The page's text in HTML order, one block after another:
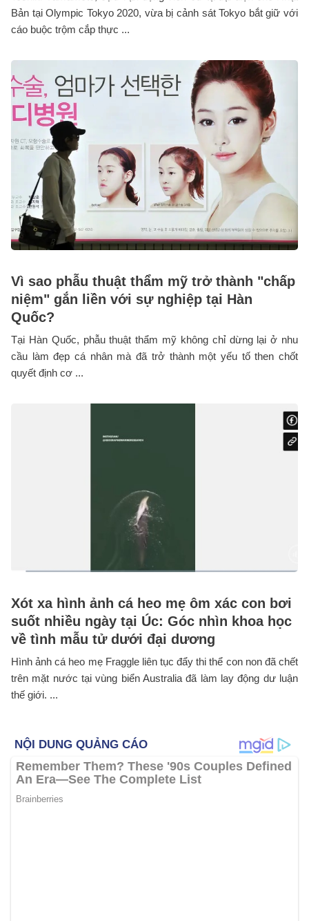
Bản tại Olympic Tokyo 2020, vừa bị cảnh sát Tokyo bắt giữ với
cáo buộc trộm cắp thực ...
Vì sao phẫu thuật thẩm mỹ trở thành "chấp
niệm" gắn liền với sự nghiệp tại Hàn
Quốc?
Tại Hàn Quốc, phẫu thuật thẩm mỹ không chỉ dừng lại ở nhu
cầu làm đẹp cá nhân mà đã trở thành một yếu tố then chốt
quyết định cơ ...
Xót xa hình ảnh cá heo mẹ ôm xác con bơi
suốt nhiều ngày tại Úc: Góc nhìn khoa học
về tình mẫu tử dưới đại dương
Hình ảnh cá heo mẹ Fraggle liên tục đẩy thi thể con non đã chết
trên mặt nước tại vùng biển Australia đã làm lay động dư luận
thế giới. ...